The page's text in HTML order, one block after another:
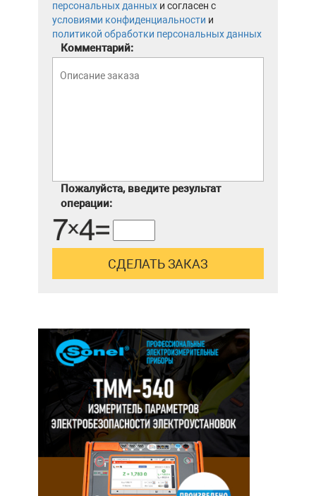
персональных данных и согласен с
условиями конфиденциальности и
политикой обработки персональных данных
Комментарий:
Пожалуйста, введите результат
операции: